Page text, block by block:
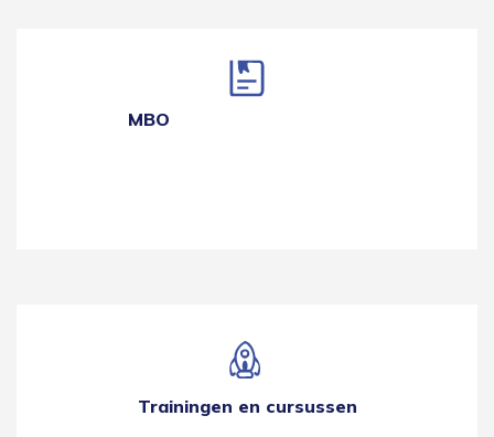
MBO
Trainingen en cursussen